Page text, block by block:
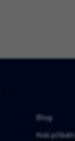
Blog
Náš příběh